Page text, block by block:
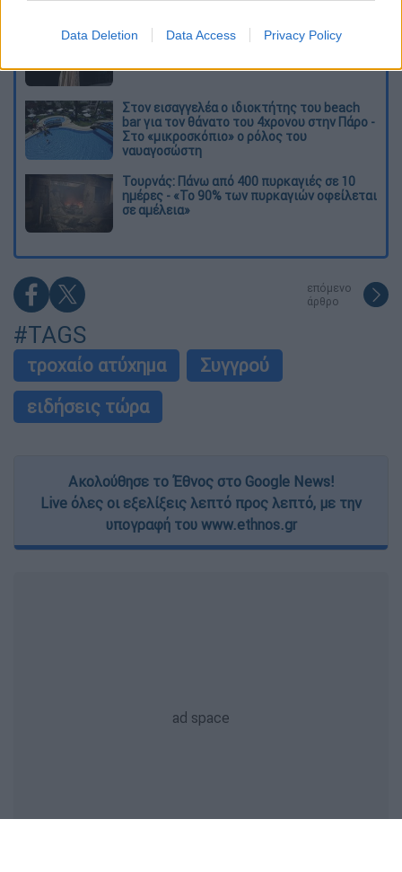
Data Deletion Data Access Privacy Policy
Ιστορίας!
Ελισάβετ Κωνσταντινίδου στο ethnos.gr:
Στον εισαγγελέα ο ιδιοκτήτης του beach
bar για τον θάνατο του 4χρονου στην Πάρο -
Στο «μικροσκόπιο» ο ρόλος του
ναυαγοσώστη
Τουρνάς: Πάνω από 400 πυρκαγιές σε 10
ημέρες - «Το 90% των πυρκαγιών οφείλεται
σε αμέλεια»
επόμενο
άρθρο
#TAGS
τροχαίο ατύχημα
Συγγρού
ειδήσεις τώρα
Ακολούθησε το Έθνος στο Google News!
Live όλες οι εξελίξεις λεπτό προς λεπτό, με την
υπογραφή του www.ethnos.gr